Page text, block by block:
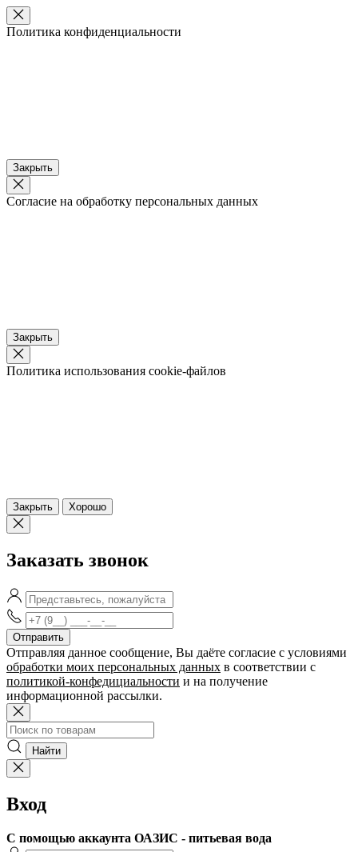
Политика конфиденциальности
Закрыть
Согласие на обработку персональных данных
Закрыть
Политика использования cookie-файлов
Закрыть Хорошо
Заказать звонок
Отправляя данное сообщение, Вы даёте согласие c условиями
обработки моих персональных данных в соответствии с
политикой-конфедициальности и на получение
информационной рассылки.
Вход
С помощью аккаунта ОАЗИС - питьевая вода